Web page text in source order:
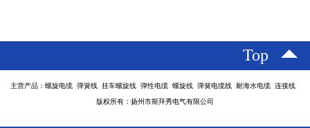
Top
主营产品：螺旋电缆 弹簧线 挂车螺旋线 弹性电缆 螺旋线 弹簧电缆线 耐海水电缆 连接线
版权所有：扬州市斯拜秀电气有限公司